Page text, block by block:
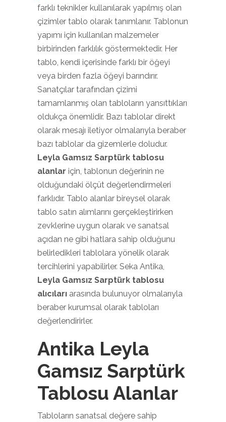
farklı teknikler kullanılarak yapılmış olan
çizimler tablo olarak tanımlanır. Tablonun
yapımı için kullanılan malzemeler
birbirinden farklılık göstermektedir. Her
tablo, kendi içerisinde farklı bir öğeyi
veya birden fazla öğeyi barındırır.
Sanatçılar tarafından çizimi
tamamlanmış olan tabloların yansıttıkları
oldukça önemlidir. Bazı tablolar direkt
olarak mesajı iletiyor olmalarıyla beraber
bazı tablolar da gizemlerle doludur.
Leyla Gamsız Sarptürk tablosu
alanlar için, tablonun değerinin ne
olduğundaki ölçüt değerlendirmeleri
farklıdır. Tablo alanlar bireysel olarak
tablo satın alımlarını gerçekleştirirken
zevklerine uygun olarak ve sanatsal
açıdan ne gibi hatlara sahip olduğunu
belirledikleri tablolara yönelik olarak
tercihlerini yapabilirler. Seka Antika,
Leyla Gamsız Sarptürk tablosu
alıcıları arasında bulunuyor olmalarıyla
beraber kurumsal olarak tabloları
değerlendirirler.
Antika Leyla
Gamsız Sarptürk
Tablosu Alanlar
Tabloların sanatsal değere sahip